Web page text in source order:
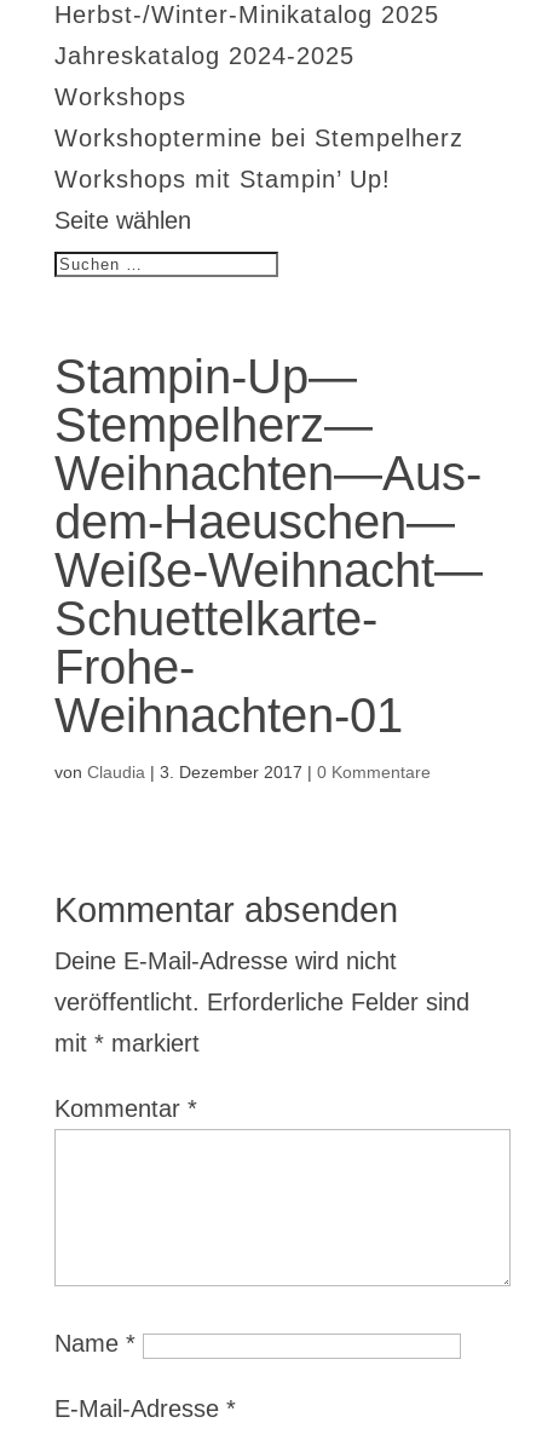
Herbst-/Winter-Minikatalog 2025
Jahreskatalog 2024-2025
Workshops
Workshoptermine bei Stempelherz
Workshops mit Stampin’ Up!
Seite wählen
Stampin-Up—
Stempelherz—
Weihnachten—Aus-
dem-Haeuschen—
Weiße-Weihnacht—
Schuettelkarte-
Frohe-
Weihnachten-01
von Claudia | 3. Dezember 2017 | 0 Kommentare
Kommentar absenden
Deine E-Mail-Adresse wird nicht
veröffentlicht. Erforderliche Felder sind
mit *markiert
Kommentar *
Name *
E-Mail-Adresse *